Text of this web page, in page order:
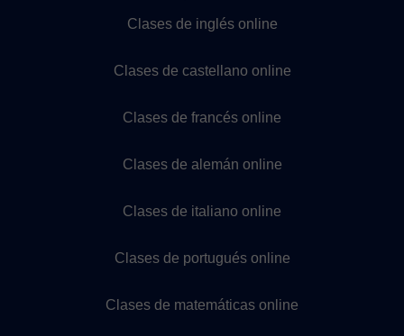
Clases de inglés online
Clases de castellano online
Clases de francés online
Clases de alemán online
Clases de italiano online
Clases de portugués online
Clases de matemáticas online